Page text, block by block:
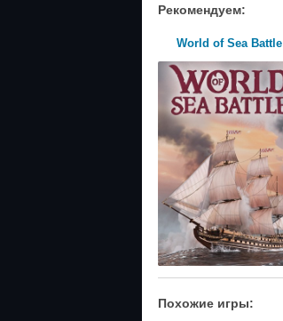
Рекомендуем:
World of Sea Battle
Похожие игры: